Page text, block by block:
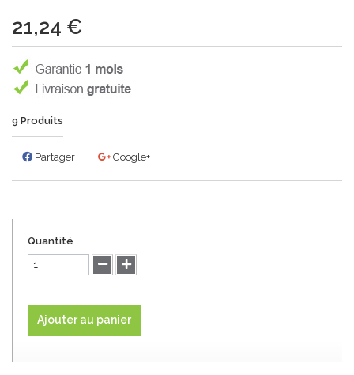
21,24 €
9 Produits
Partager Google+
Quantité
Ajouter au panier